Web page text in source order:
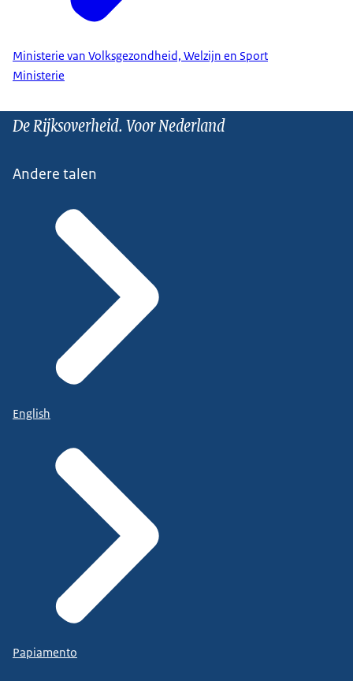
Ministerie van Volksgezondheid, Welzijn en Sport
Ministerie
De Rijksoverheid. Voor Nederland
Andere talen
English
Papiamento